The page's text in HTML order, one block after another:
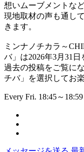
想いムーブメントな
現地取材の声も通し
きます。
ミンナノチカラ～
バ」は2026年3月31
過去の投稿をご覧に
チバ」を選択してお
Every Fri. 18:45～18:59